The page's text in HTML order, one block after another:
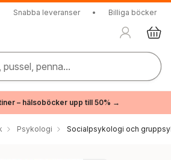
Snabba leveranser • Billiga böcker
penna...
– hälsoböcker upp till 50% →
Psykologi Socialpsykologi och